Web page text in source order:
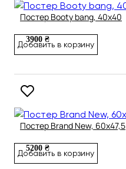
Постер Booty bang, 40х40
3900 ₴
Добавить в корзину
Постер Brand New, 60х47,5
5200 ₴
Добавить в корзину